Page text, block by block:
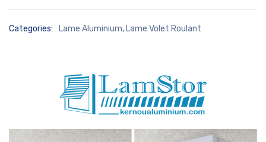
Categories: Lame Aluminium, Lame Volet Roulant